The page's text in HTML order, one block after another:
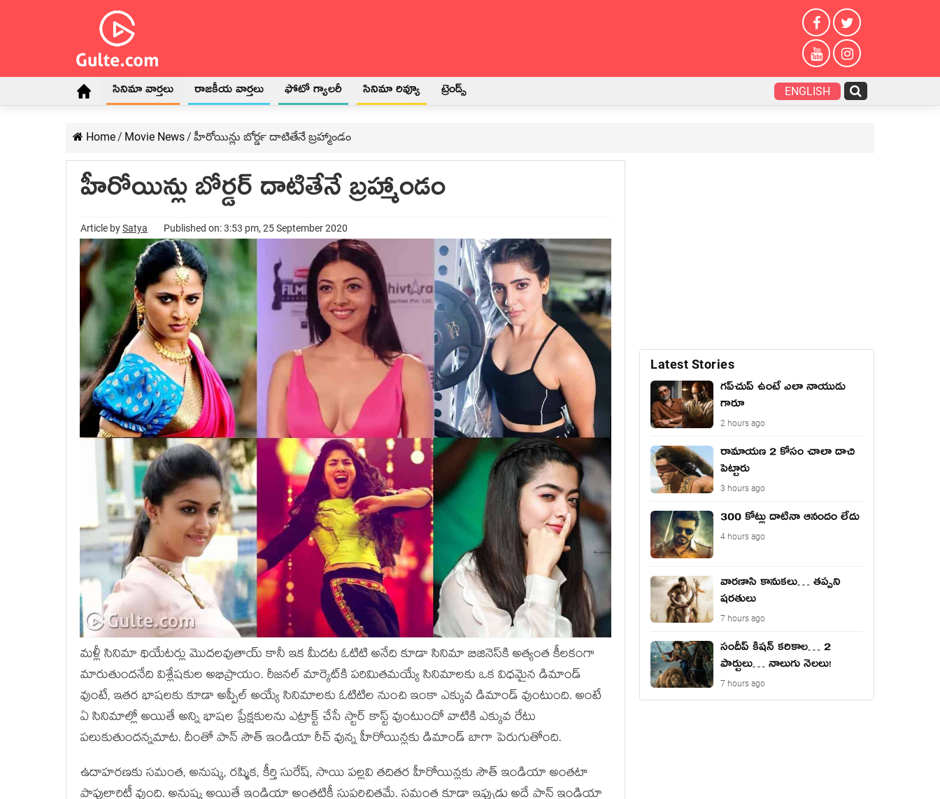
సినిమా వార్తలు రాజకీయ వార్తలు ఫోటో గ్యాలరీ సినిమా రివ్యూ ట్రెండ్స్ ENGLISH
Home/ Movie News/ హీరోయిన్లు బోర్డర్‍ దాటితేనే బ్రహ్మాండం
హీరోయిన్లు బోర్డర్‍ దాటితేనే బ్రహ్మాండం
Article bySatya Published on: 3:53 pm, 25 September 2020
మళ్లీ సినిమా థియేటర్లు మొదలవుతాయ్‍ కానీ ఇక మీదట ఓటిటి అనేది కూడా సినిమా బిజినెస్‍కి అత్యంత కీలకంగా
మారుతుందనేది విశ్లేషకుల అభిప్రాయం. రీజనల్‍ మార్కెట్‍కి పరిమితమయ్యే సినిమాలకు ఒక విధమైన డిమాండ్‍
వుంటే, ఇతర భాషలకు కూడా అప్పీల్‍ అయ్యే సినిమాలకు ఓటిటిల నుంచి ఇంకా ఎక్కువ డిమాండ్‍ వుంటుంది. అంటే
ఏ సినిమాల్లో అయితే అన్ని భాషల ప్రేక్షకులను ఎట్రాక్ట్ చేసే స్టార్‍ కాస్ట్ వుంటుందో వాటికి ఎక్కువ రేటు
పలుకుతుందన్నమాట. దీంతో పాన్‍ సౌత్‍ ఇండియా రీచ్‍ వున్న హీరోయిన్లకు డిమాండ్‍ బాగా పెరుగుతోంది.
ఉదాహరణకు సమంత, అనుష్క, రష్మిక, కీర్తి సురేష్‍, సాయి పల్లవి తదితర హీరోయిన్లకు సౌత్‍ ఇండియా అంతటా
Latest Stories
గప్‌చుప్ ఉంటే ఎలా నాయుడు
గారూ
2 hours ago
రామాయణ 2 కోసం చాలా దాచి
పెట్టారు
3 hours ago
300 కోట్లు దాటినా ఆనందం లేదు
4 hours ago
వారణాసి కానుకలు… తప్పని
షరతులు
7 hours ago
సందీప్ కిషన్ కరికాల… 2
పార్టులు… నాలుగు నెలలు!
7 hours ago